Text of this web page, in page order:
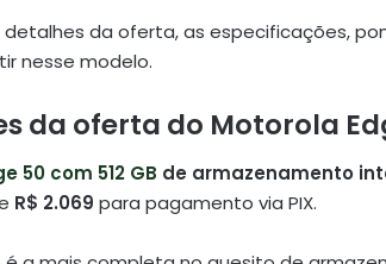
da oferta, as especificações,
nesse modelo.
da oferta do Motorola
50 com 512 GB de armazenamento
R$ 2.069 para pagamento via PIX.